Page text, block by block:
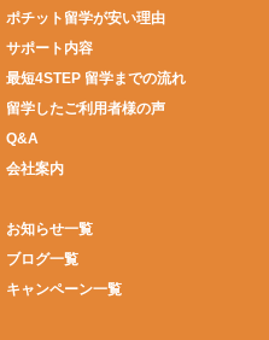
ポチット留学が安い理由
サポート内容
最短4STEP 留学までの流れ
留学したご利用者様の声
Q&A
会社案内
お知らせ一覧
ブログ一覧
キャンペーン一覧